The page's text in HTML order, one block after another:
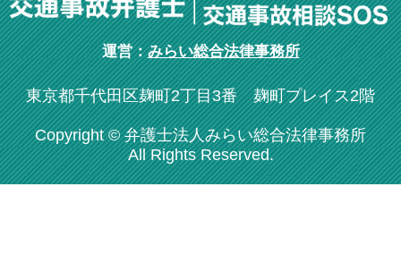
運営：みらい総合法律事務所
東京都千代田区麹町2丁目3番 麹町プレイス2階
Copyright © 弁護士法人みらい総合法律事務所
All Rights Reserved.